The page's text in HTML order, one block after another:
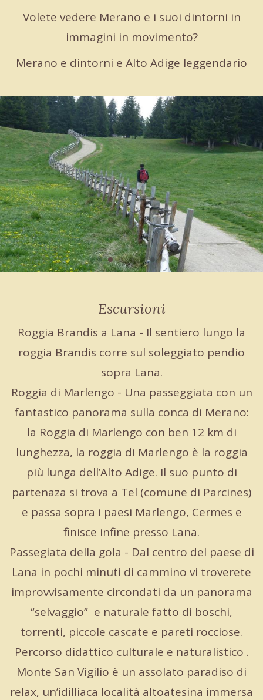
Volete vedere Merano e i suoi dintorni in
immagini in movimento?
Merano e dintorni e Alto Adige leggendario
Escursioni
Roggia Brandis a Lana - Il sentiero lungo la
roggia Brandis corre sul soleggiato pendio
sopra Lana.
Roggia di Marlengo - Una passeggiata con un
fantastico panorama sulla conca di Merano:
la Roggia di Marlengo con ben 12 km di
lunghezza, la roggia di Marlengo è la roggia
più lunga dell’Alto Adige. Il suo punto di
partenaza si trova a Tel (comune di Parcines)
e passa sopra i paesi Marlengo, Cermes e
finisce infine presso Lana.
Passegiata della gola - Dal centro del paese di
Lana in pochi minuti di cammino vi troverete
improvvisamente circondati da un panorama
“selvaggio” e naturale fatto di boschi,
torrenti, piccole cascate e pareti rocciose.
Percorso didattico culturale e naturalistico .
Monte San Vigilio è un assolato paradiso di
relax, un’idilliaca località altoatesina immersa